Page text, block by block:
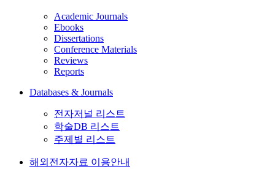
Academic Journals
Ebooks
Dissertations
Conference Materials
Reviews
Reports
Databases & Journals
전자저널 리스트
학술DB 리스트
주제별 리스트
해외전자자료 이용안내